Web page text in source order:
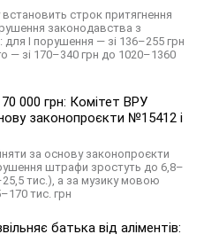
строк притягнення
законодавства з
І порушення — зі 136–255 грн
— зі 170–340 грн до 1020–1360
000 грн: Комітет ВРУ
законопроєкти №15412 і
за основу законопроєкти
штрафи зростуть до 6,8–
тис.), а за музику мовою
тис. грн
батька від аліментів: